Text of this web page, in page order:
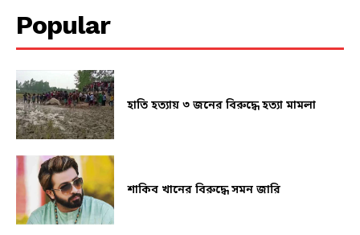
Popular
হাতি হত্যায় ৩ জনের বিরুদ্ধে হত্যা মামলা
শাকিব খানের বিরুদ্ধে সমন জারি